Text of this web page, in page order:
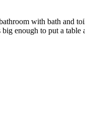
with bath and
enough to put a table